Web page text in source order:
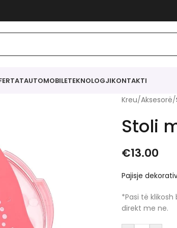
AUTOMOBILETEKNOLOGJIKONTAKTI
Kreu/Aksesorë/
Stoli
€13.00
Pajisje
*Pasi të
direkt me ne.